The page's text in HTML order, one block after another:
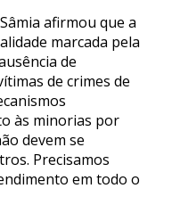
afirmou que a
marcada pela
de
de crimes de
às minorias por
devem se
Precisamos
em todo o